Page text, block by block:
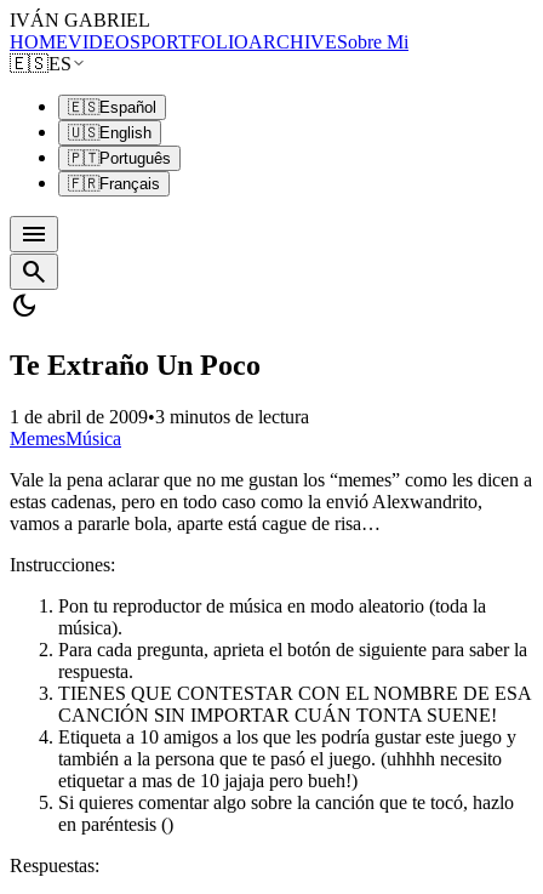
IVÁN GABRIEL
HOMEVIDEOSPORTFOLIOARCHIVESobre Mi
🇪🇸ES
🇪🇸Español
🇺🇸English
🇵🇹Português
🇫🇷Français
menu
search
dark_mode
Te Extraño Un Poco
1 de abril de 2009•3 minutos de lectura
MemesMúsica
Vale la pena aclarar que no me gustan los “memes” como les dicen a
estas cadenas, pero en todo caso como la envió Alexwandrito,
vamos a pararle bola, aparte está cague de risa…
Instrucciones:
Pon tu reproductor de música en modo aleatorio (toda la
música).
Para cada pregunta, aprieta el botón de siguiente para saber la
respuesta.
TIENES QUE CONTESTAR CON EL NOMBRE DE ESA
CANCIÓN SIN IMPORTAR CUÁN TONTA SUENE!
Etiqueta a 10 amigos a los que les podría gustar este juego y
también a la persona que te pasó el juego. (uhhhh necesito
etiquetar a mas de 10 jajaja pero bueh!)
Si quieres comentar algo sobre la canción que te tocó, hazlo
en paréntesis ()
Respuestas: